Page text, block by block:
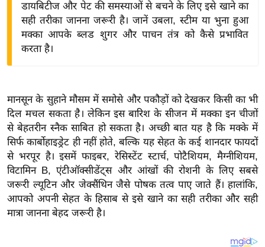
द्यो
वि
शे
ष
ज्ञ
रा
य
ब
ज
ट
डायबिटीज और पेट की समस्याओं से बचने के लिए इसे खाने का
सही तरीका जानना जरूरी है। जानें उबला, स्टीम या भुना हुआ
मक्का आपके ब्लड शुगर और पाचन तंत्र को कैसे प्रभावित
करता है।
मानसून के सुहाने मौसम में समोसे और पकौड़ों को देखकर किसी का भी
दिल मचल सकता है। लेकिन इस बारिश के सीजन में मक्का इन चीजों
से बेहतरीन स्नैक साबित हो सकता है। अच्छी बात यह है कि मक्के में
सिर्फ कार्बोहाइड्रेट ही नहीं होते, बल्कि यह सेहत के कई शानदार फायदों
से भरपूर है। इसमें फाइबर, रेसिस्टेंट स्टार्च, पोटैशियम, मैग्नीशियम,
विटामिन B, एंटीऑक्सीडेंट्स और आंखों की रोशनी के लिए सबसे
जरूरी ल्यूटिन और जेक्सैंथिन जैसे पोषक तत्व पाए जाते हैं। हालांकि,
आपको अपनी सेहत के हिसाब से इसे खाने का सही तरीका और सही
मात्रा जानना बेहद जरूरी है।